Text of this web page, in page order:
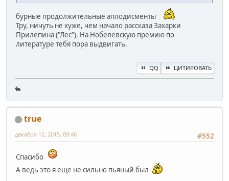
бурные продолжительные аплодисменты
Тру, ничуть не хуже, чем начало рассказа Захарки
Прилепина ("Лес"). На Нобелевскую премию по
литературе тебя пора выдвигать.
QQ ЦИТИРОВАТЬ
🐇
true
#552
декабря 12, 2015, 09:46
Спасибо
А ведь это я еще не сильно пьяный был